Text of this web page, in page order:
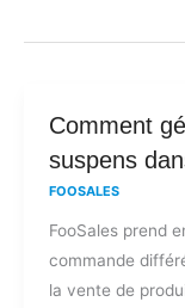
Comment
suspens
FOOSALES
FooSales prend
commande
la vente de
Comment
gérer
en
suspens
dans